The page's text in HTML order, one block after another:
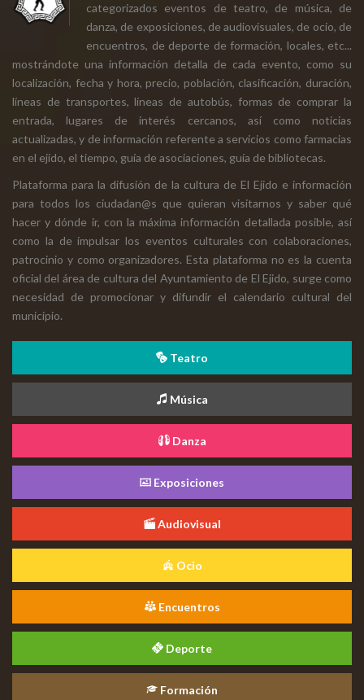
categorizados eventos de teatro, de música, de
danza, de exposiciones, de audiovisuales, de ocio, de
encuentros, de deporte de formación, locales, etc...
mostrándote una información detalla de cada evento, como su
localización, fecha y hora, precio, población, clasificación, duración,
líneas de transportes, líneas de autobús, formas de comprar la
entrada, lugares de interés cercanos, así como noticias
actualizadas, y de información referente a servicios como farmacias
en el ejido, el tiempo, guía de asociaciones, guía de bibliotecas.
Plataforma para la difusión de la cultura de El Ejido e información
para todos los ciudadan@s que quieran visitarnos y saber qué
hacer y dónde ir, con la máxima información detallada posible, así
como la de impulsar los eventos culturales con colaboraciones,
patrocinio y como organizadores. Esta plataforma no es la cuenta
oficial del área de cultura del Ayuntamiento de El Ejido, surge como
necesidad de promocionar y difundir el calendario cultural del
municipio.
Teatro
Música
Danza
Exposiciones
Audiovisual
Ocio
Encuentros
Deporte
Formación